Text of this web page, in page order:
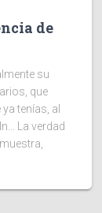
de
su
que
tenías, al
La verdad